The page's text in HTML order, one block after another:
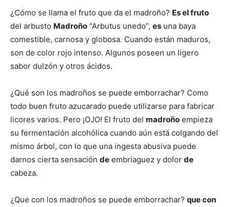
¿Cómo se llama el fruto que da el madroño? Es el fruto
del arbusto Madroño “Arbutus unedo”, es una baya
comestible, carnosa y globosa. Cuando están maduros,
son de color rojo intenso. Algunos poseen un ligero
sabor dulzón y otros ácidos.
¿Qué son los madroños se puede emborrachar? Como
todo buen fruto azucarado puede utilizarse para fabricar
licores varios. Pero ¡OJO! El fruto del madroño empieza
su fermentación alcohólica cuando aún está colgando del
mismo árbol, con lo que una ingesta abusiva puede
darnos cierta sensación de embriaguez y dolor de
cabeza.
¿Que con los madroños se puede emborrachar? que con